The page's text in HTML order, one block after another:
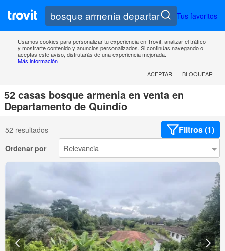
Tus favoritos
Usamos cookies para personalizar tu experiencia en Trovit, analizar el tráfico
y mostrarte contenido y anuncios personalizados. Si continúas navegando o
aceptas este aviso, disfrutarás de una experiencia mejorada.
Más información
ACEPTAR
BLOQUEAR
52 casas bosque armenia en venta en
Departamento de Quindío
52 resultados Filtros (1)
Ordenar por